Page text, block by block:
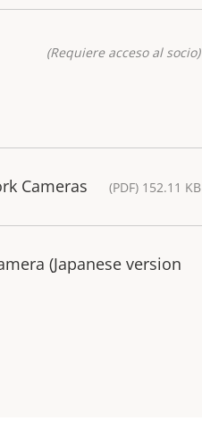
(Requiere acceso al socio)
Cameras (PDF) 152.11 KB
(Japanese version